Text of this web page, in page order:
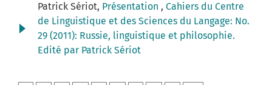
Patrick Sériot, Présentation , Cahiers du Centre
de Linguistique et des Sciences du Langage: No.
29 (2011): Russie, linguistique et philosophie.
Edité par Patrick Sériot